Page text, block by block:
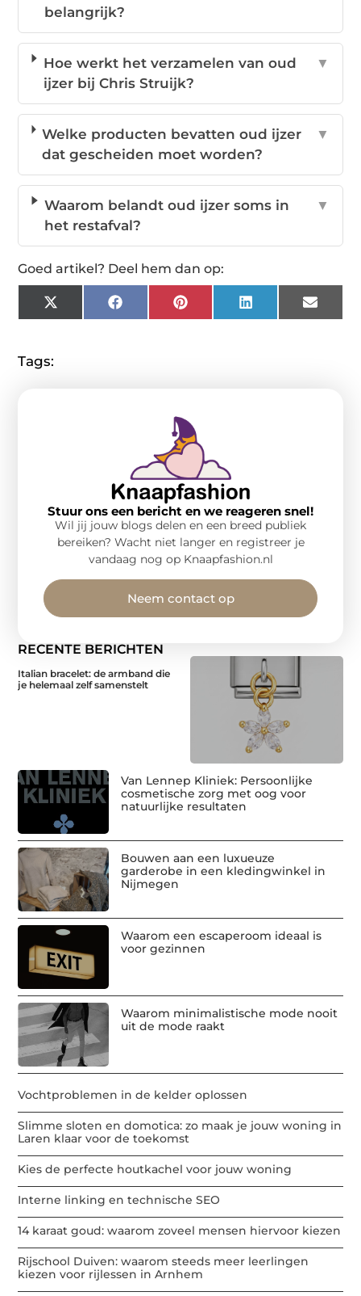
belangrijk?
Hoe werkt het verzamelen van oud
ijzer bij Chris Struijk?
▼
Welke producten bevatten oud ijzer
dat gescheiden moet worden?
▼
Waarom belandt oud ijzer soms in
het restafval?
▼
Goed artikel? Deel hem dan op:
X
(Twitter)
FacebookPinterestLinkedInEmail
Tags:
RECENTE BERICHTEN
Italian bracelet: de armband die
je helemaal zelf samenstelt
Van Lennep Kliniek: Persoonlijke
cosmetische zorg met oog voor
natuurlijke resultaten
Bouwen aan een luxueuze
garderobe in een kledingwinkel in
Nijmegen
Waarom een escaperoom ideaal is
voor gezinnen
Waarom minimalistische mode nooit
uit de mode raakt
Vochtproblemen in de kelder oplossen
Slimme sloten en domotica: zo maak je jouw woning in
Laren klaar voor de toekomst
Kies de perfecte houtkachel voor jouw woning
Interne linking en technische SEO
14 karaat goud: waarom zoveel mensen hiervoor kiezen
Rijschool Duiven: waarom steeds meer leerlingen
kiezen voor rijlessen in Arnhem
Stuur ons een bericht en we reageren snel!
Wil jij jouw blogs delen en een breed publiek
bereiken? Wacht niet langer en registreer je
vandaag nog op Knaapfashion.nl
Neem contact op